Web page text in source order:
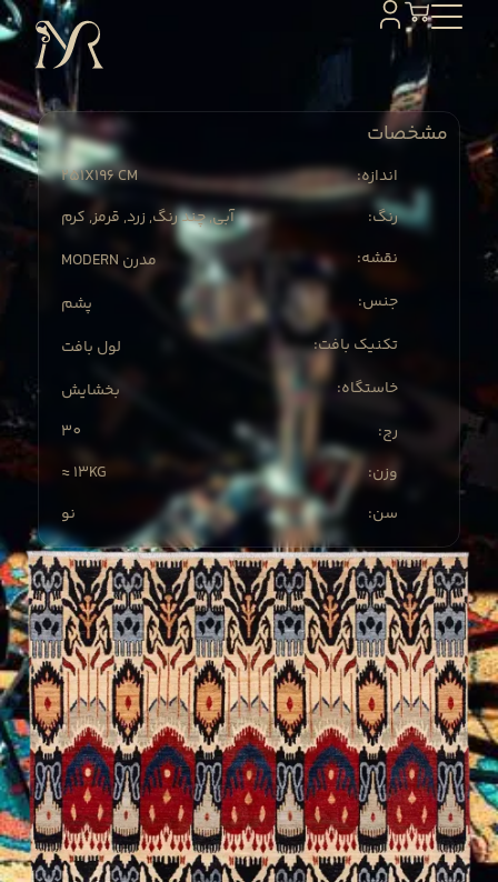
مشخصات
251X196 CM
:اندازه
آبی, چند رنگ, زرد, قرمز, کرم
:رنگ
MODERN مدرن
:نقشه
پشم
:جنس
لول بافت
:تکنیک بافت
بخشایش
:خاستگاه
30
:رج
≈ 13KG
:وزن
نو
:سن